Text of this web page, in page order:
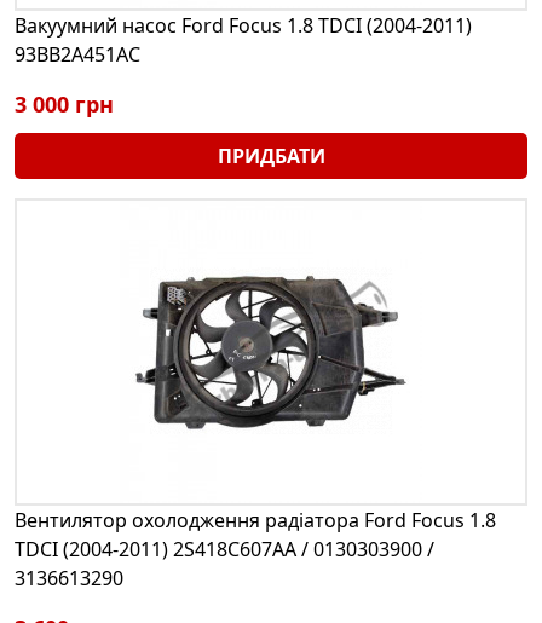
Вакуумний насос Ford Focus 1.8 TDCI (2004-2011)
93BB2A451AC
3 000 грн
ПРИДБАТИ
Вентилятор охолодження радіатора Ford Focus 1.8
TDCI (2004-2011) 2S418C607AA / 0130303900 /
3136613290